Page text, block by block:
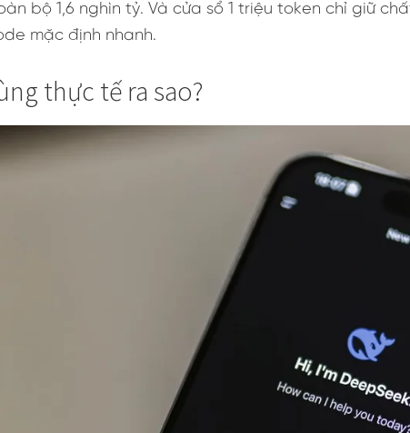
bộ 1,6 nghìn tỷ. Và cửa sổ 1 triệu token chỉ giữ
mặc định nhanh.
thực tế ra sao?